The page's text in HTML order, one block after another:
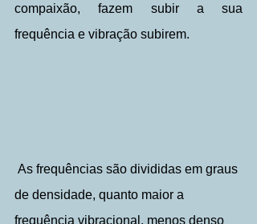
compaixão, fazem subir a sua
frequência e vibração subirem.
de densidade, quanto maior a
frequência vibracional, menos denso